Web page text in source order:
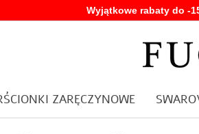
Wyjątkowe rabaty do -
ZARĘCZYNOWE